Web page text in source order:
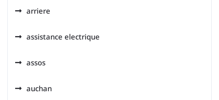
arriere
assistance electrique
assos
auchan